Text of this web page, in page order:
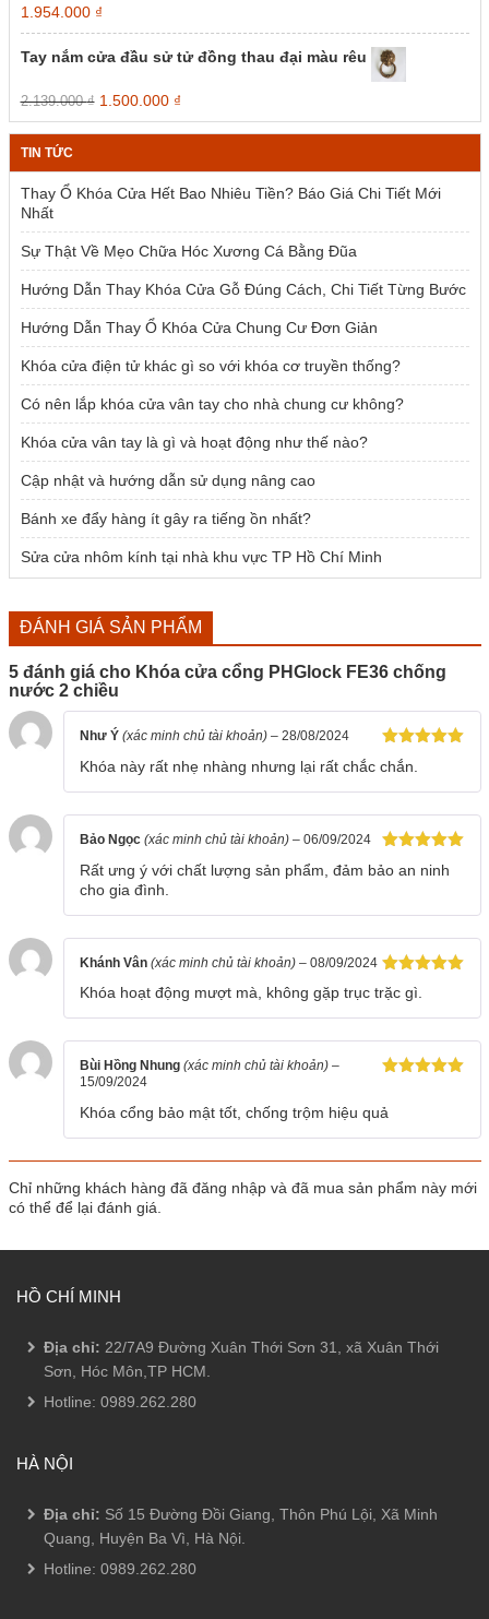
Giá
gốc
là:
2.385.000 ₫.
1.954.000 ₫Giá
hiện
tại
Tay nắm cửa đầu sử tử đồng thau đại màu rêu
2.139.000₫ Giá
gốc
là:
1.500.000 ₫Giá
hiện
tại
1.500.000 ₫.
TIN TỨC
Thay Ổ Khóa Cửa Hết Bao Nhiêu Tiền? Báo Giá Chi Tiết Mới
Nhất
Sự Thật Về Mẹo Chữa Hóc Xương Cá Bằng Đũa
Hướng Dẫn Thay Khóa Cửa Gỗ Đúng Cách, Chi Tiết Từng Bước
Hướng Dẫn Thay Ổ Khóa Cửa Chung Cư Đơn Giản
Khóa cửa điện tử khác gì so với khóa cơ truyền thống?
Có nên lắp khóa cửa vân tay cho nhà chung cư không?
Khóa cửa vân tay là gì và hoạt động như thế nào?
Cập nhật và hướng dẫn sử dụng nâng cao
Bánh xe đẩy hàng ít gây ra tiếng ồn nhất?
Sửa cửa nhôm kính tại nhà khu vực TP Hồ Chí Minh
ĐÁNH GIÁ SẢN PHẨM
5 đánh giá cho Khóa cửa cổng PHGlock FE36 chống
nước 2 chiều
Được xếp
hạng
sao
Như Ý (xác minh chủ tài khoản) – 28/08/2024
Khóa này rất nhẹ nhàng nhưng lại rất chắc chắn.
Được xếp
hạng 55
Bảo Ngọc (xác minh chủ tài khoản) – 06/09/2024
Rất ưng ý với chất lượng sản phẩm, đảm bảo an ninh
cho gia đình.
Được xếp
hạng5
sao
Khánh Vân (xác minh chủ tài khoản) – 08/09/2024
Khóa hoạt động mượt mà, không gặp trục trặc gì.
sao
Bùi Hồng Nhung (xác minh chủ tài khoản) –
15/09/2024
Khóa cổng bảo mật tốt, chống trộm hiệu quả
Chỉ những khách hàng đã đăng nhập và đã mua sản phẩm này mới
có thể để lại đánh giá.
HỒ CHÍ MINH
Địa chỉ: 22/7A9 Đường Xuân Thới Sơn 31, xã Xuân Thới
Sơn, Hóc Môn,TP HCM.
Hotline: 0989.262.280
HÀ NỘI
Địa chỉ: Số 15 Đường Đồi Giang, Thôn Phú Lội, Xã Minh
Quang, Huyện Ba Vì, Hà Nội.
Hotline: 0989.262.280